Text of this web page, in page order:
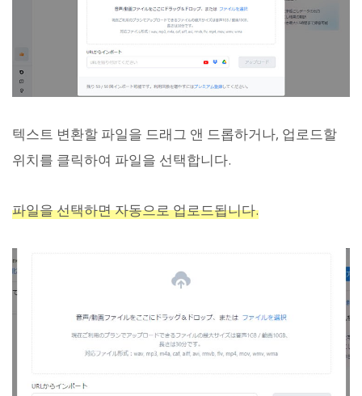
텍스트 변환할 파일을 드래그 앤 드롭하거나, 업로드할
위치를 클릭하여 파일을 선택합니다.
파일을 선택하면 자동으로 업로드됩니다.